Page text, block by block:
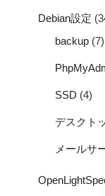
Debian設定
backup (7)
SSD (4)
デスクト
メールサ